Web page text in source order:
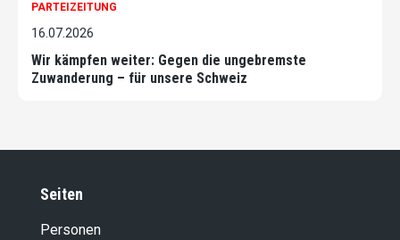
PARTEIZEITUNG
16.07.2026
Wir kämpfen weiter: Gegen die ungebremste
Zuwanderung – für unsere Schweiz
Seiten
Personen